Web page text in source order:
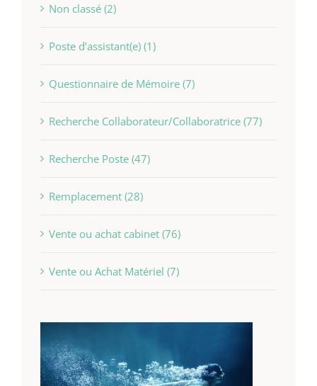
Non classé (2)
Poste d’assistant(e) (1)
Questionnaire de Mémoire (7)
Recherche Collaborateur/Collaboratrice (77)
Recherche Poste (47)
Remplacement (28)
Vente ou achat cabinet (76)
Vente ou Achat Matériel (7)